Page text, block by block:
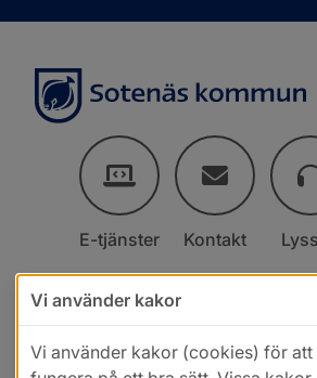
E-tjänster Kontakt
Vi använder kakor
Vi använder kakor (cookies) för